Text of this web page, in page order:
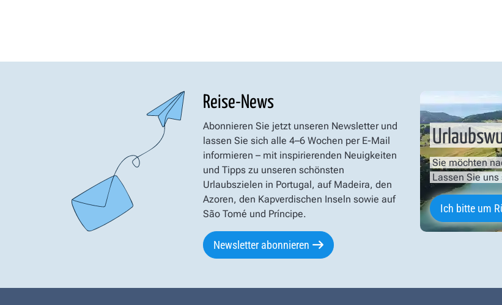
Reise-News
Abonnieren Sie jetzt unseren Newsletter und
lassen Sie sich alle 4–6 Wochen per E-Mail
informieren – mit inspirierenden Neuigkeiten
und Tipps zu unseren schönsten
Urlaubszielen in Portugal, auf Madeira, den
Azoren, den Kapverdischen Inseln sowie auf
São Tomé und Príncipe.
Newsletter abonnieren
Sie möchten
Lassen Sie uns
Ich bitte um